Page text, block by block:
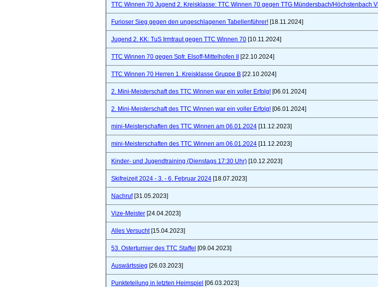
TTC Winnen 70 Jugend 2. Kreisklasse: TTC Winnen 70 gegen TTG Mündersbach/Höchstenbach VII
Furioser Sieg gegen den ungeschlagenen Tabellenführer! [18.11.2024]
Jugend 2. KK: TuS Irmtraut gegen TTC Winnen 70 [10.11.2024]
TTC Winnen 70 gegen Spfr. Elsoff-Mittelhofen II [22.10.2024]
TTC Winnen 70 Herren 1. Kreisklasse Gruppe B [22.10.2024]
2. Mini-Meisterschaft des TTC Winnen war ein voller Erfolg! [06.01.2024]
2. Mini-Meisterschaft des TTC Winnen war ein voller Erfolg! [06.01.2024]
mini-Meisterschaften des TTC Winnen am 06.01.2024 [11.12.2023]
mini-Meisterschaften des TTC Winnen am 06.01.2024 [11.12.2023]
Kinder- und Jugendtraining (Dienstags 17:30 Uhr) [10.12.2023]
Skifreizeit 2024 - 3. - 6. Februar 2024 [18.07.2023]
Nachruf[31.05.2023]
Vize-Meister [24.04.2023]
Alles Versucht[15.04.2023]
53. Osterturnier des TTC Staffel [09.04.2023]
Auswärtssieg [26.03.2023]
Punkteteilung in letzten Heimspiel [06.03.2023]